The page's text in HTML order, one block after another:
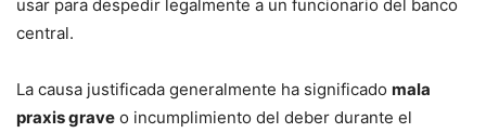
usar para despedir legalmente a un funcionario del banco
central.
La causa justificada generalmente ha significado mala
praxis grave o incumplimiento del deber durante el